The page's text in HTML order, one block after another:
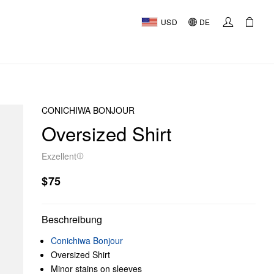
USD DE
CONICHIWA BONJOUR
Oversized Shirt
Exzellent
$75
Beschreibung
Conichiwa Bonjour
Oversized Shirt
Minor stains on sleeves